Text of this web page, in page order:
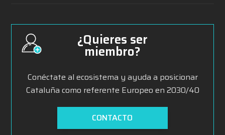
¿Quieres ser
miembro?
Conéctate al ecosistema y ayuda a posicionar
Cataluña como referente Europeo en 2030/40
CONTACTO